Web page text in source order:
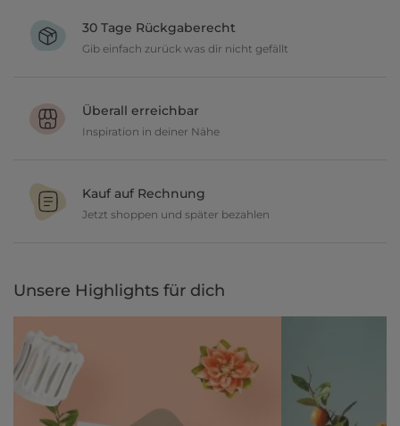
30 Tage Rückgaberecht
Gib einfach zurück was dir nicht gefällt
geben dir 30 Tage Zeit etwas zurückzusenden.
Überall erreichbar
Inspiration in deiner Nähe
und lasse dich inspirieren.
Kauf auf Rechnung
Jetzt shoppen und später bezahlen
Unsere Highlights für dich